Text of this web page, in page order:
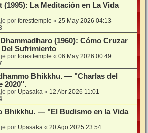
(1995): La Meditación en La Vida
por foresttemple « 25 May 2026 04:13
(1960): Cómo Cruzar
Del Sufrimiento
por foresttemple « 06 May 2026 00:49
Bhikkhu. — "Charlas del
2020".
por Upasaka « 12 Abr 2026 11:01
Bhikkhu. — "El Budismo en la Vida
por Upasaka « 20 Ago 2025 23:54